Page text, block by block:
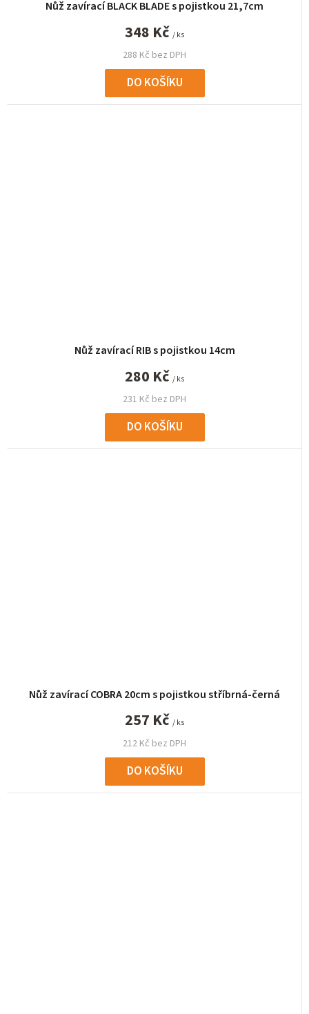
Nůž zavírací BLACK BLADE s pojistkou 21,7cm
288 Kč bez DPH
348 Kč / ks
DO KOŠÍKU
Nůž zavírací RIB s pojistkou 14cm
231 Kč bez DPH
280 Kč / ks
DO KOŠÍKU
Nůž zavírací COBRA 20cm s pojistkou stříbrná-černá
212 Kč bez DPH
257 Kč / ks
DO KOŠÍKU